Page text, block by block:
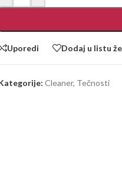
Uporedi Dodaj u listu
Cleaner, Tečnosti